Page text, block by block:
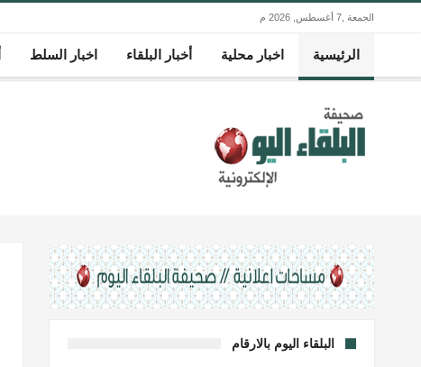
الجمعة ,7 أغسطس, 2026 م
الرئيسية اخبار محلية أخبار البلقاء اخبار السلط
البلقاء اليوم بالارقام